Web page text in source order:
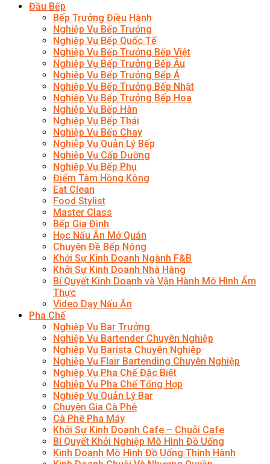
Đầu Bếp
Bếp Trưởng Điều Hành
Nghiệp Vụ Bếp Trưởng
Nghiệp Vụ Bếp Quốc Tế
Nghiệp Vụ Bếp Trưởng Bếp Việt
Nghiệp Vụ Bếp Trưởng Bếp Âu
Nghiệp Vụ Bếp Trưởng Bếp Á
Nghiệp Vụ Bếp Trưởng Bếp Nhật
Nghiệp Vụ Bếp Trưởng Bếp Hoa
Nghiệp Vụ Bếp Hàn
Nghiệp Vụ Bếp Thái
Nghiệp Vụ Bếp Chay
Nghiệp Vụ Quản Lý Bếp
Nghiệp Vụ Cấp Dưỡng
Nghiệp Vụ Bếp Phụ
Điểm Tâm Hồng Kông
Eat Clean
Food Stylist
Master Class
Bếp Gia Đình
Học Nấu Ăn Mở Quán
Chuyên Đề Bếp Nóng
Khởi Sự Kinh Doanh Ngành F&B
Khởi Sự Kinh Doanh Nhà Hàng
Bí Quyết Kinh Doanh và Vận Hành Mô Hình Ẩm
Thực
Video Dạy Nấu Ăn
Pha Chế
Nghiệp Vụ Bar Trưởng
Nghiệp Vụ Bartender Chuyên Nghiệp
Nghiệp Vụ Barista Chuyên Nghiệp
Nghiệp Vụ Flair Bartending Chuyên Nghiệp
Nghiệp Vụ Pha Chế Đặc Biệt
Nghiệp Vụ Pha Chế Tổng Hợp
Nghiệp Vụ Quản Lý Bar
Chuyên Gia Cà Phê
Cà Phê Pha Máy
Khởi Sự Kinh Doanh Cafe – Chuỗi Cafe
Bí Quyết Khởi Nghiệp Mô Hình Đồ Uống
Kinh Doanh Mô Hình Đồ Uống Thịnh Hành